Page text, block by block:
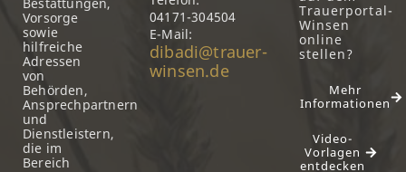
Vorsorge
sowie
hilfreiche
Adressen
von
Behörden,
Ansprechpartnern
und
Dienstleistern,
die im
Bereich
04171-304504
E-Mail:
dibadi@trauer-
winsen.de
Trauerportal-
Winsen
online
stellen?
Mehr
Informationen
Video-
Vorlagen
entdecken